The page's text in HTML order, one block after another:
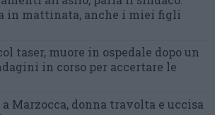
in mattinata, anche i miei figli
taser, muore in ospedale dopo un
in corso per accertare le
Marzocca, donna travolta e uccisa